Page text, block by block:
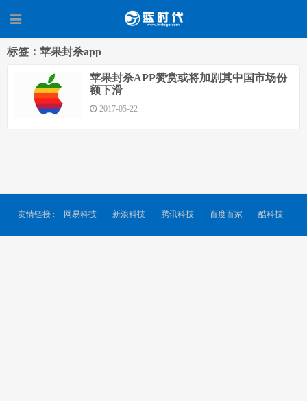
标签：苹果封杀app
苹果封杀APP赞赏或将加剧其中国市场份
额下滑
2017-05-22
友情链接 : 网易科技 新浪科技 腾讯科技 百度百家 酷科技
搜狐科技